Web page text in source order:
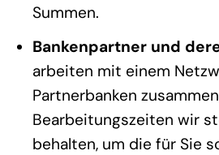
Summen.
Bankenpartner und
arbeiten mit einem
Partnerbanken
Bearbeitungszeiten wir
behalten, um die für Sie